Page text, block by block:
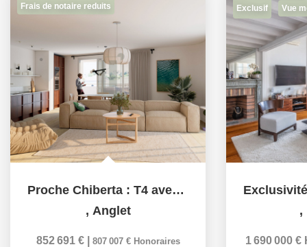
Frais de notaire reduits
Proche Chiberta : T4 avec grandes terrasses et double...
, Anglet
852 691 € 807 007 € Honoraires
Exclusif Vue
,
1 690 000 €